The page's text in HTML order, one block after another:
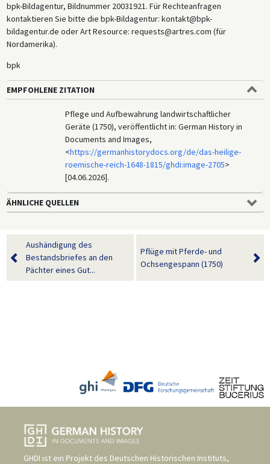
bpk-Bildagentur, Bildnummer 20031921. Für Rechteanfragen
kontaktieren Sie bitte die bpk-Bildagentur: kontakt@bpk-
bildagentur.de oder Art Resource: requests@artres.com (für
Nordamerika).
bpk
EMPFOHLENE ZITATION
Pflege und Aufbewahrung landwirtschaftlicher
Geräte (1750), veröffentlicht in: German History in
Documents and Images,
<https://germanhistorydocs.org/de/das-heilige-
roemische-reich-1648-1815/ghdi:image-2705>
[04.06.2026].
ÄHNLICHE QUELLEN
Aushändigung des
Bestandsbriefes an den
Pächter eines Gut...
Pflüge mit Pferde- und
Ochsengespann (1750)
GHDI ist ein Projekt des Deutschen Historischen Instituts,